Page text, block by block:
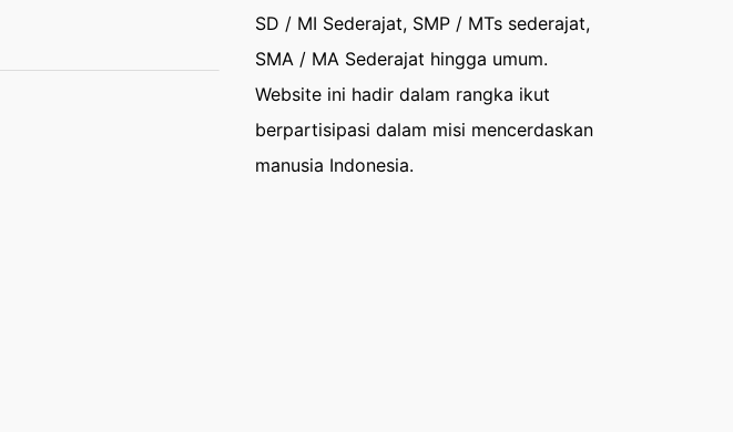
SD / MI Sederajat, SMP / MTs sederajat,
SMA / MA Sederajat hingga umum.
Website ini hadir dalam rangka ikut
berpartisipasi dalam misi mencerdaskan
manusia Indonesia.